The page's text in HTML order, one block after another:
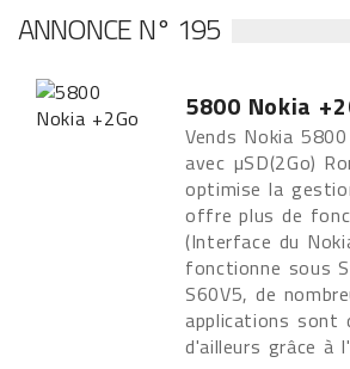
ANNONCE N° 195
5800 Nokia
Vends Nokia
avec µSD(2Go)
optimise la
offre plus de
(Interface du
fonctionne sous
S60V5, de
applications sont
d'ailleurs grâce à